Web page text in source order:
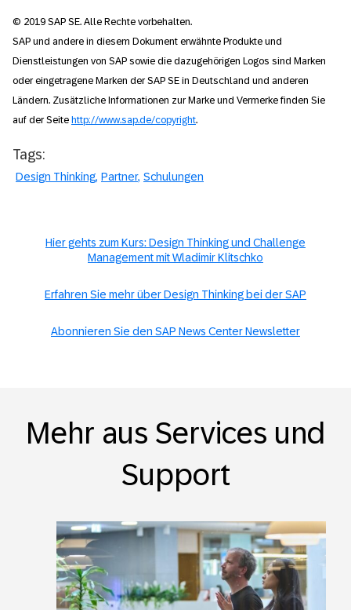
© 2019 SAP SE. Alle Rechte vorbehalten.
SAP und andere in diesem Dokument erwähnte Produkte und
Dienstleistungen von SAP sowie die dazugehörigen Logos sind Marken
oder eingetragene Marken der SAP SE in Deutschland und anderen
Ländern. Zusätzliche Informationen zur Marke und Vermerke finden Sie
auf der Seite http://www.sap.de/copyright.
Tags:
Design Thinking Partner Schulungen
Hier gehts zum Kurs: Design Thinking und Challenge
Management mit Wladimir Klitschko
Erfahren Sie mehr über Design Thinking bei der SAP
Abonnieren Sie den SAP News Center Newsletter
Mehr aus Services und
Support